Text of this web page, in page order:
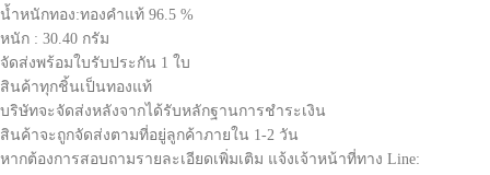
น้ำหนักทอง:ทองคำแท้ 96.5 %
หนัก : 30.40 กรัม
จัดส่งพร้อมใบรับประกัน 1 ใบ
สินค้าทุกชิ้นเป็นทองแท้
บริษัทจะจัดส่งหลังจากได้รับหลักฐานการชำระเงิน
สินค้าจะถูกจัดส่งตามที่อยู่ลูกค้าภายใน 1-2 วัน
หากต้องการสอบถามรายละเอียดเพิ่มเติม แจ้งเจ้าหน้าที่ทาง Line: